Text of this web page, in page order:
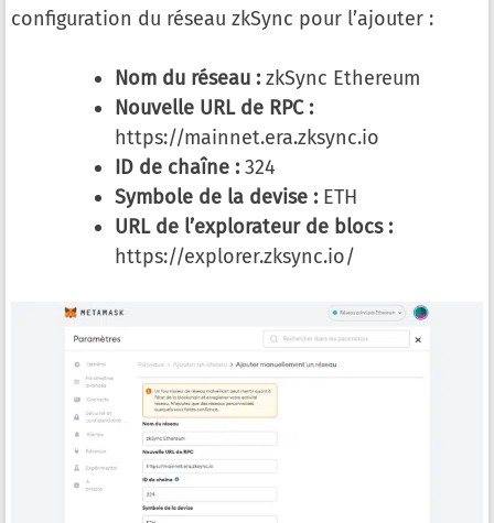
configuration du réseau zkSync pour l’ajouter :
Nom du réseau : zkSync Ethereum
Nouvelle URL de RPC :
https://mainnet.era.zksync.io
ID de chaîne : 324
Symbole de la devise : ETH
URL de l’explorateur de blocs :
https://explorer.zksync.io/